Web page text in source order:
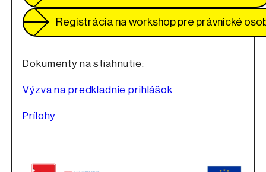
Registrácia na workshop pre právnické
Dokumenty na stiahnutie:
Výzva na predkladnie prihlášok
Prílohy